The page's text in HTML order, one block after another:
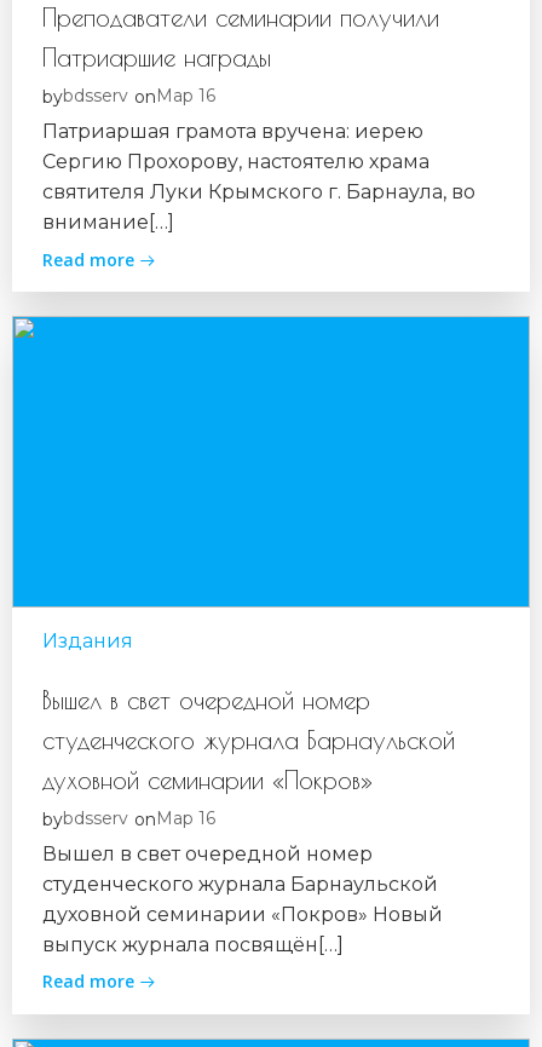
Преподаватели семинарии получили
Патриаршие награды
bybdsserv onМар 16
Патриаршая грамота вручена: иерею
Сергию Прохорову, настоятелю храма
святителя Луки Крымского г. Барнаула, во
внимание[…]
Read more
Издания
Вышел в свет очередной номер
студенческого журнала Барнаульской
духовной семинарии «Покров»
bybdsserv onМар 16
Вышел в свет очередной номер
студенческого журнала Барнаульской
духовной семинарии «Покров» Новый
выпуск журнала посвящён[…]
Read more